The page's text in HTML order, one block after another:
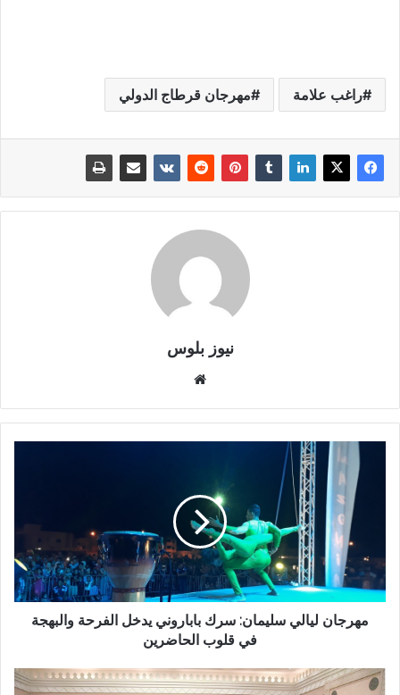
راغب علامة مهرجان قرطاج الدولي
نيوز بلوس
مهرجان ليالي سليمان: سرك باباروني يدخل الفرحة والبهجة
في قلوب الحاضرين